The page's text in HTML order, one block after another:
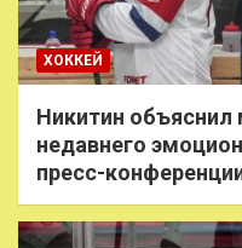
ХОККЕЙ
Никитин объяснил
недавнего
пресс-